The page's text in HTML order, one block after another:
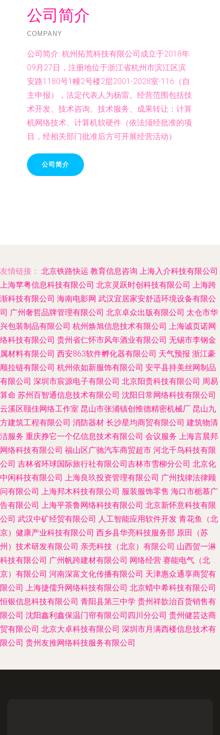
公司简介
COMPANY
公司简介: 杭州拓荒科技有限公司成立于2018年
09月27日，注册地位于浙江省杭州市滨江区滨
安路1180号1幢2号楼2层2001-2028室-116（自
主申报），法定代表人为杨雷。经营范围包括技
术开发、技术咨询、技术服务、成果转让：计算
机网络技术、计算机软硬件（依法须经批准的项
目，经相关部门批准后方可开展经营活动）
公司简介
友情链接： 北京铁路快运 教育信息咨询 上海入介科技有限公司
上海苹粤信息科技有限公司 北京灵跃时创科技有限公司 上海跨
渐科技有限公司 海南电影网 武汉宜居家安舒适环境设备有限公
司 广州奢哲品牌管理有限公司 北京卓众出版有限公司 太仓市华
兴包装制品有限公司 杭州焕旭信息技术有限公司 上海诚页诺网
络科技有限公司 贵州省仁怀市风年酒业有限公司 无锡市李钢金
属材料有限公司 西安863软件孵化器有限公司 天气预报 浙江豪
顺拉链有限公司 杭州依如新服饰有限公司 安平县持美丝网制品
有限公司 深圳市宸源电子有限公司 北京阳贵科技有限公司 周易
算命 苏州百智通信息技术有限公司 沈阳日常网络科技有限公司
云溪区颐佳网络工作室 昆山市张浦镇创惟德精密机械厂 昆山九
方建筑工程有限公司 消防器材 长沙星均商贸有限公司 建筑物清
洁服务 重庆挣它一个亿信息技术有限公司 会议服务 上海言晨邦
网络科技有限公司 福山区广驰汽车商贸超市 河北千鸟科技有限
公司 吉林省环球国际旅行社有限公司吉林市雪柳分公司 北京化
中闲科技有限公司 上海良玖投资管理有限公司 广州找律法律顾
问有限公司 上海邦木科技有限公司 服装服饰零售 海口市栀慕广
告有限公司 上海平茶鲁网络科技有限公司 北京新怀意科技有限
公司 武汉中矿经贸有限公司 人工智能应用软件开发 青花鱼（北
京）健康产业科技有限公司 西乡县华亮科技服务部 原田（苏
州）技术研发有限公司 亲壳科技（北京）有限公司 山西贺一淋
科技有限公司 广州帆跨建材有限公司 网络经营 赛能电气（北
京）有限公司 河南深富文化传播有限公司 天津惠众通享商贸有
限公司 上海捷儒升网络科技有限公司 北京蜡中希科技有限公司
恒银信息科技有限公司 青阳县第三中学 贵州祥歆治百货销售有
限公司 沈阳鑫利鑫保温门帘有限公司四川分公司 贵州健芸达商
贸有限公司 北京大卓科技有限公司 深圳市月满西楼信息技术有
限公司 贵州友推网络科技服务有限公司